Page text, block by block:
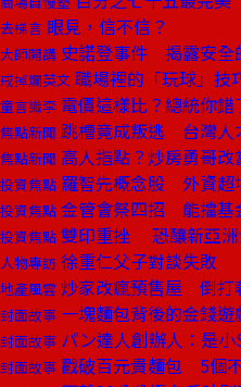
去梯言 眼見，信不信？
大師開講 史諾登事件 揭露安全
戒掉爛英文 職場裡的「玩球」技
童言識李 電價這樣比？總統你錯
焦點新聞 跳槽竟成叛逃 台灣人
焦點新聞 高人指點？炒房勇哥改
投資焦點 羅智先概念股 外資超
投資焦點 金管會祭四招 能擋基
投資焦點 雙印重挫 恐釀新亞洲
人物專訪 徐重仁父子對談失敗
地產風雲 炒家改瘋預售屋 倒打
封面故事 一塊麵包背後的金錢遊
封面故事 パン達人創辦人：是
封面故事 戳破百元貴麵包 5個